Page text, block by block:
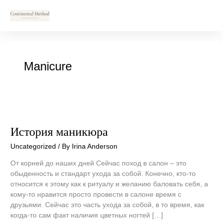
Manicure
История маникюра
Uncategorized / By Irina Anderson
От корней до наших дней Сейчас поход в салон – это
обыденность и стандарт ухода за собой. Конечно, кто-то
относится к этому как к ритуалу и желанию баловать себя, а
кому-то нравится просто провести в салоне время с
друзьями. Сейчас это часть ухода за собой, в то время, как
когда-то сам факт наличия цветных ногтей […]